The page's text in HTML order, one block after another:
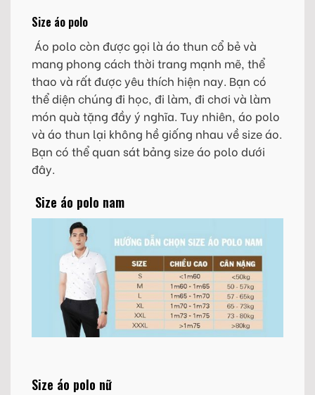
Size áo polo
Áo polo còn được gọi là áo thun cổ bẻ và
mang phong cách thời trang mạnh mẽ, thể
thao và rất được yêu thích hiện nay. Bạn có
thể diện chúng đi học, đi làm, đi chơi và làm
món quà tặng đầy ý nghĩa. Tuy nhiên, áo polo
và áo thun lại không hề giống nhau về size áo.
Bạn có thể quan sát bảng size áo polo dưới
đây.
Size áo polo nam
Size áo polo nữ